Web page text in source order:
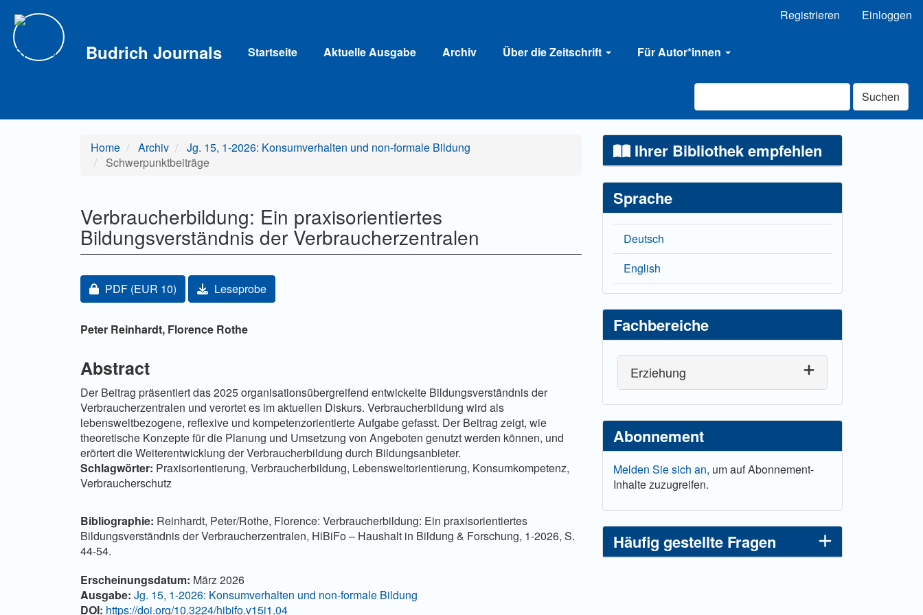
Hauptinhalt
Sidebar
Registrieren Einloggen
Budrich Journals Startseite Aktuelle Ausgabe Archiv Über die Zeitschrift Für Autor*innen
Suchen
Home Archiv
Jg. 15, 1-2026: Konsumverhalten und non-formale Bildung
Schwerpunktbeiträge
Verbraucherbildung: Ein praxisorientiertes
Bildungsverständnis der Verbraucherzentralen
Artikel-Sidebar
Zugang für Abonnent/innen oder durch Zahlung einer Gebühr
PDF (EUR 10) Leseprobe
Hauptsächlicher Artikelinhalt
Peter Reinhardt, Florence Rothe
Abstract
Der Beitrag präsentiert das 2025 organisationsübergreifend entwickelte Bildungsverständnis der
Verbraucherzentralen und verortet es im aktuellen Diskurs. Verbraucherbildung wird als
lebensweltbezogene, reflexive und kompetenzorientierte Aufgabe gefasst. Der Beitrag zeigt, wie
theoretische Konzepte für die Planung und Umsetzung von Angeboten genutzt werden können, und
erörtert die Weiterentwicklung der Verbraucherbildung durch Bildungsanbieter.
Schlagwörter: Praxisorientierung, Verbraucherbildung, Lebensweltorientierung, Konsumkompetenz,
Verbraucherschutz
Bibliographie: Reinhardt, Peter/Rothe, Florence: Verbraucherbildung: Ein praxisorientiertes
Bildungsverständnis der Verbraucherzentralen, HiBiFo – Haushalt in Bildung & Forschung, 1-2026, S.
44-54.
Artikel-Details
Erscheinungsdatum: März 2026
Ausgabe: Jg. 15, 1-2026: Konsumverhalten und non-formale Bildung
DOI: https://doi.org/10.3224/hibifo.v15i1.04
Ihrer Bibliothek empfehlen
Sprache
Deutsch
English
Fachbereiche
Erziehung
Abonnement
Melden Sie sich an, um auf Abonnement-
Inhalte zuzugreifen.
Häufig gestellte Fragen